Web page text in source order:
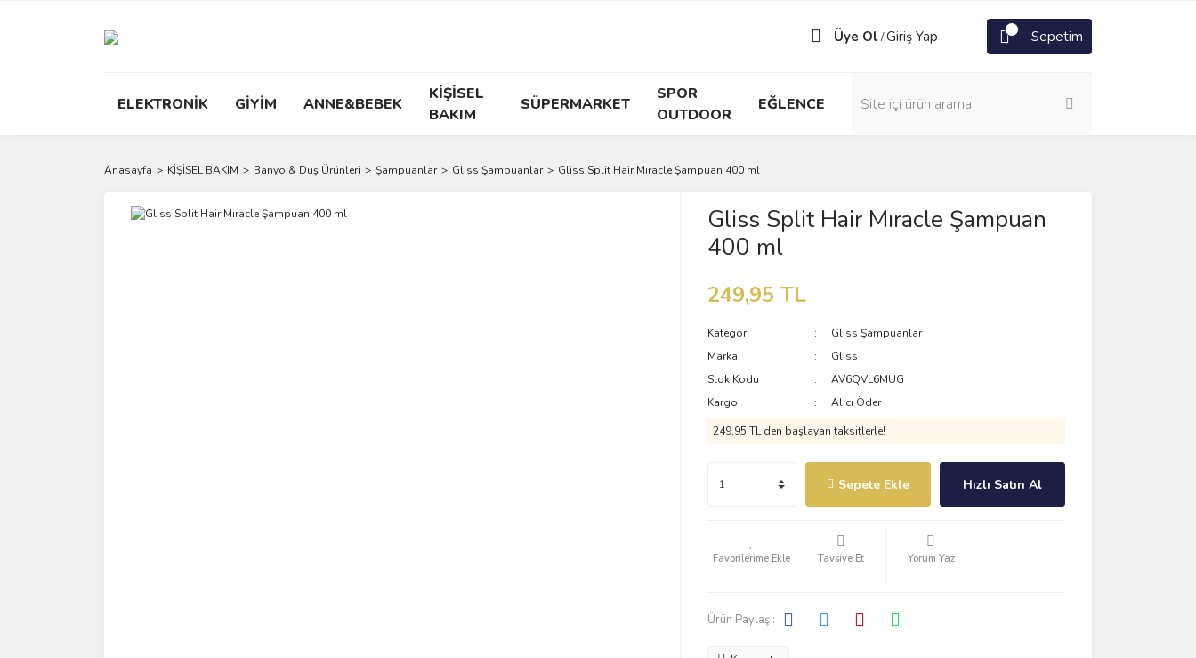
Üye Ol /Giriş Yap Sepetim
ELEKTRONİK GİYİM ANNE&BEBEK
KİŞİSEL
BAKIM
SÜPERMARKET
SPOR
OUTDOOR
EĞLENCE
Anasayfa KİŞİSEL BAKIM Banyo & Duş Ürünleri Şampuanlar Gliss Şampuanlar Gliss Split Hair Mıracle Şampuan 400 ml
Gliss Split Hair Mıracle Şampuan
400 ml
249,95 TL
Kategori
Gliss Şampuanlar
Marka
Gliss
Stok Kodu
AV6QVL6MUG
Kargo
Alıcı Öder
249,95 TL den başlayan taksitlerle!
Sepete Ekle Hızlı Satın Al
Tavsiye Et Yorum Yaz
Ürün Paylaş :